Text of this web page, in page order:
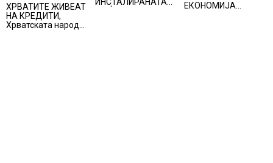
ХРВАТИТЕ ЖИВЕАТ
НА КРЕДИТИ,
Хрватската народна
ЕКОНОМИЈА